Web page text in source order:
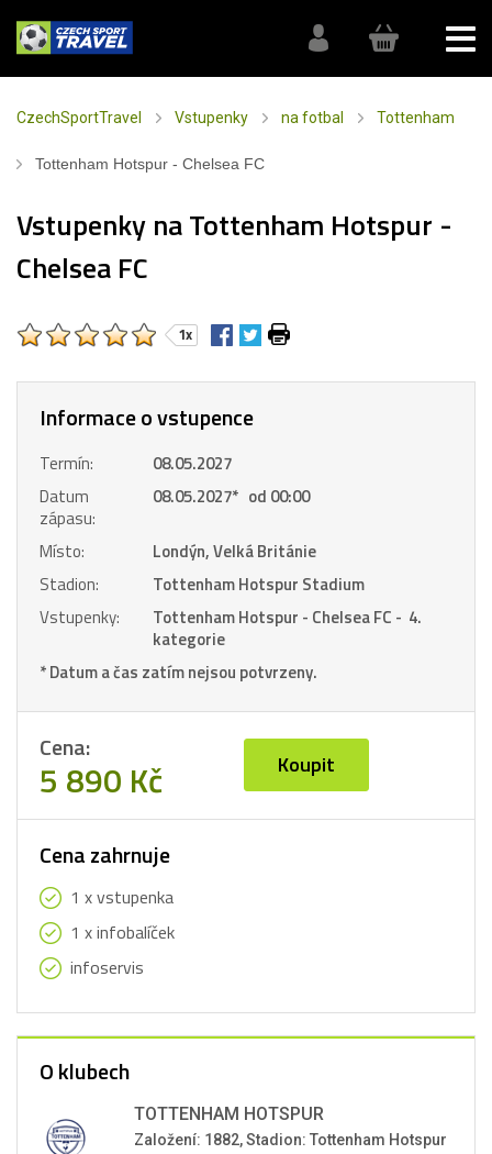
CzechSportTravel Vstupenky na fotbal Tottenham
Tottenham Hotspur - Chelsea FC
Vstupenky na Tottenham Hotspur -
Chelsea FC
1x
Informace o vstupence
Termín:
08.05.2027
Datum
zápasu:
08.05.2027* od 00:00
Místo:
Londýn, Velká Británie
Stadion:
Tottenham Hotspur Stadium
Vstupenky:
Tottenham Hotspur - Chelsea FC - 4.
kategorie
* Datum a čas zatím nejsou potvrzeny.
Cena:
5 890 Kč Koupit
Cena zahrnuje
1 x vstupenka
1 x infobalíček
infoservis
O klubech
TOTTENHAM HOTSPUR
Založení: 1882, Stadion: Tottenham Hotspur